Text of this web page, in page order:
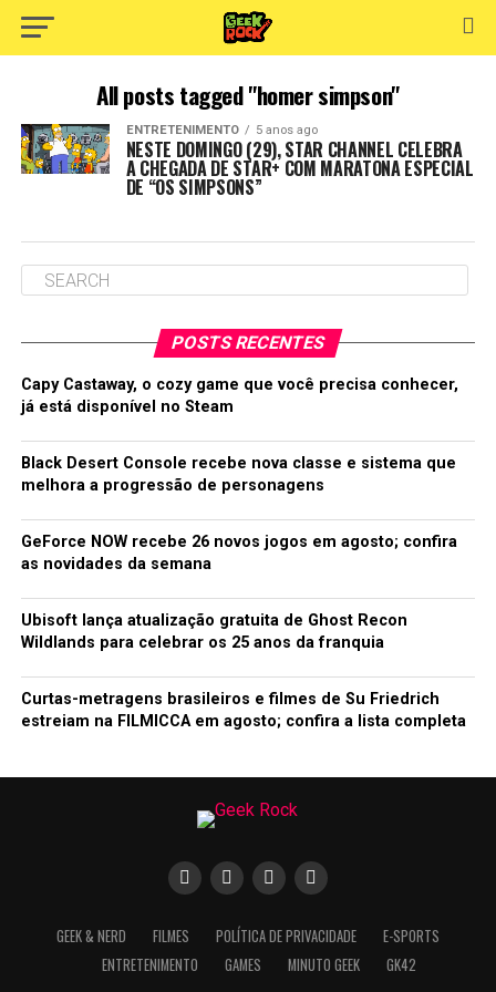
All posts tagged "homer simpson"
ENTRETENIMENTO 5 anos ago
NESTE DOMINGO (29), STAR CHANNEL CELEBRA
A CHEGADA DE STAR+ COM MARATONA ESPECIAL
DE “OS SIMPSONS”
POSTS RECENTES
Capy Castaway, o cozy game que você precisa conhecer,
já está disponível no Steam
Black Desert Console recebe nova classe e sistema que
melhora a progressão de personagens
GeForce NOW recebe 26 novos jogos em agosto; confira
as novidades da semana
Ubisoft lança atualização gratuita de Ghost Recon
Wildlands para celebrar os 25 anos da franquia
Curtas-metragens brasileiros e filmes de Su Friedrich
estreiam na FILMICCA em agosto; confira a lista completa
GEEK & NERD FILMES POLÍTICA DE PRIVACIDADE
E-SPORTS
ENTRETENIMENTO
GAMES MINUTO GEEK GK42